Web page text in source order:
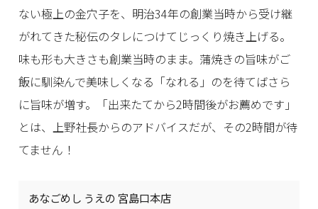
ない極上の金穴子を、明治34年の創業当時から受け継
がれてきた秘伝のタレにつけてじっくり焼き上げる。
味も形も大きさも創業当時のまま。蒲焼きの旨味がご
飯に馴染んで美味しくなる「なれる」のを待てばさら
に旨味が増す。「出来たてから2時間後がお薦めです」
とは、上野社長からのアドバイスだが、その2時間が待
てません！
あなごめし うえの 宮島口本店